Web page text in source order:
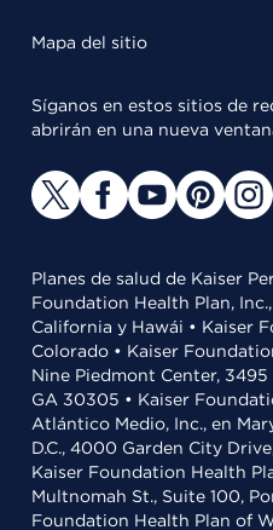
Mapa del sitio
Síganos en estos sitios de
abrirán en una nueva
Planes de salud de Kaiser
Foundation Health Plan,
California y Hawái • Kaiser
Colorado • Kaiser
Nine Piedmont Center,
GA 30305 • Kaiser
Atlántico Medio, Inc., en
D.C., 4000 Garden City
Kaiser Foundation Health
Multnomah St., Suite 100,
Foundation Health Plan of